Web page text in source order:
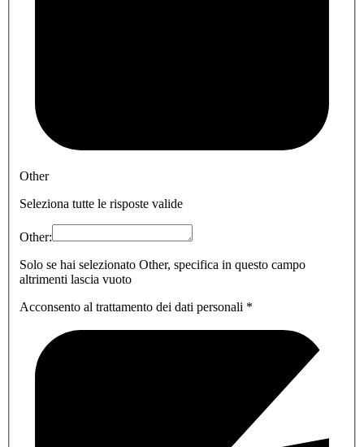
Other
Seleziona tutte le risposte valide
Other:
Solo se hai selezionato Other, specifica in questo campo
altrimenti lascia vuoto
Acconsento al trattamento dei dati personali *